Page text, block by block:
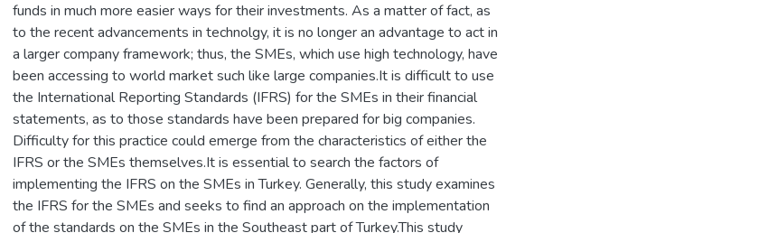
funds in much more easier ways for their investments. As a matter of fact, as
to the recent advancements in technolgy, it is no longer an advantage to act in
a larger company framework; thus, the SMEs, which use high technology, have
been accessing to world market such like large companies.It is difficult to use
the International Reporting Standards (IFRS) for the SMEs in their financial
statements, as to those standards have been prepared for big companies.
Difficulty for this practice could emerge from the characteristics of either the
IFRS or the SMEs themselves.It is essential to search the factors of
implementing the IFRS on the SMEs in Turkey. Generally, this study examines
the IFRS for the SMEs and seeks to find an approach on the implementation
of the standards on the SMEs in the Southeast part of Turkey.This study